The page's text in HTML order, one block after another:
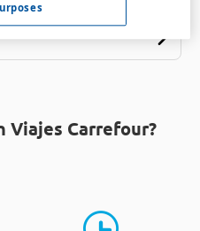
Viajes Carrefour?